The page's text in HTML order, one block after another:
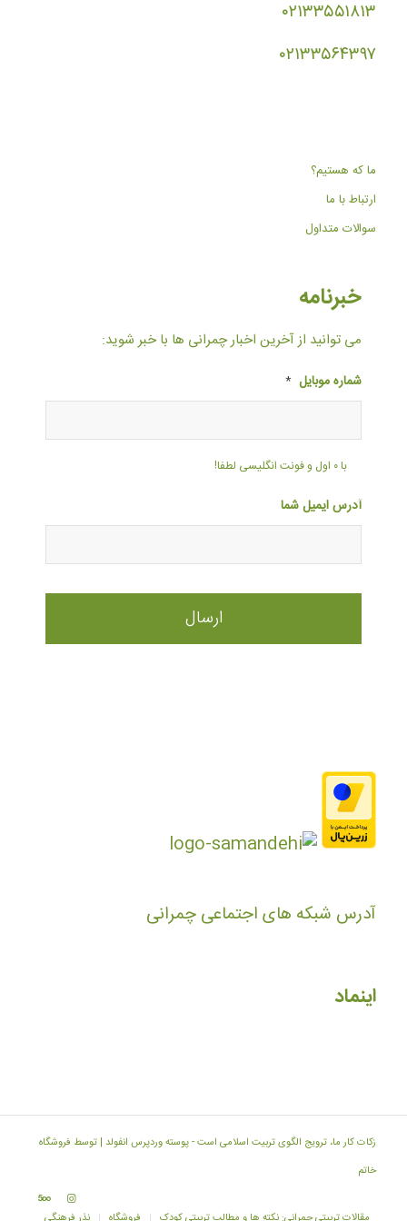
۰۲۱۳۳۵۵۱۸۱۳
۰۲۱۳۳۵۶۴۳۹۷
ما که هستیم؟
ارتباط با ما
سوالات متداول
خبرنامه
می توانید از آخرین اخبار چمرانی ها با خبر شوید:
شماره موبایل *
با ۰ اول و فونت انگلیسی لطفا!
آدرس ایمیل شما
آدرس شبکه های اجتماعی چمرانی
اینماد
زکات کار ما، ترویج الگوی تربیت اسلامی است -پوسته وردپرس انفولد | توسط فروشگاه
خاتم